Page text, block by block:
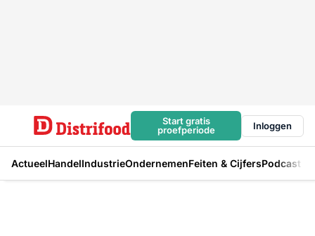
Start gratis
proefperiode
Inloggen
ActueelHandelIndustrieOndernemenFeiten & CijfersPodcast